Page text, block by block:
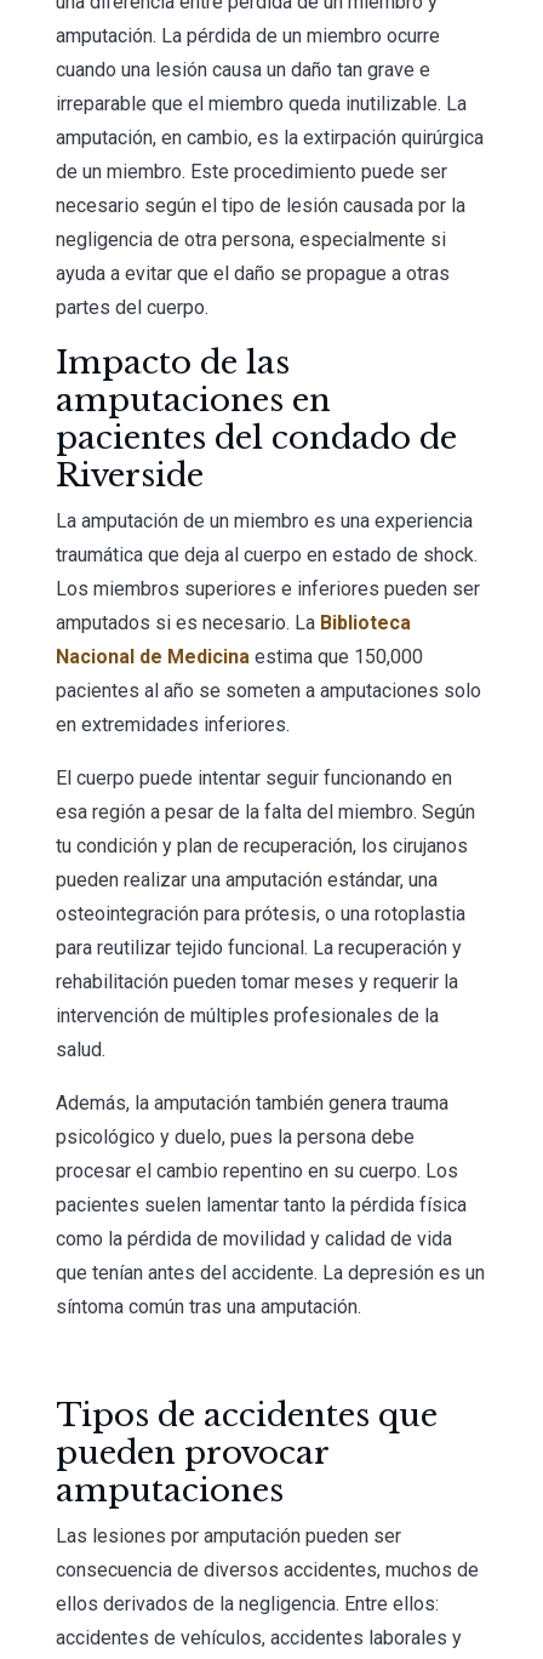
amputación. La pérdida de un miembro ocurre
cuando una lesión causa un daño tan grave e
irreparable que el miembro queda inutilizable. La
amputación, en cambio, es la extirpación quirúrgica
de un miembro. Este procedimiento puede ser
necesario según el tipo de lesión causada por la
negligencia de otra persona, especialmente si
ayuda a evitar que el daño se propague a otras
partes del cuerpo.
Impacto de las
amputaciones en
pacientes del condado de
Riverside
La amputación de un miembro es una experiencia
traumática que deja al cuerpo en estado de shock.
Los miembros superiores e inferiores pueden ser
amputados si es necesario. La Biblioteca
Nacional de Medicina estima que 150,000
pacientes al año se someten a amputaciones solo
en extremidades inferiores.
El cuerpo puede intentar seguir funcionando en
esa región a pesar de la falta del miembro. Según
tu condición y plan de recuperación, los cirujanos
pueden realizar una amputación estándar, una
osteointegración para prótesis, o una rotoplastia
para reutilizar tejido funcional. La recuperación y
rehabilitación pueden tomar meses y requerir la
intervención de múltiples profesionales de la
salud.
Además, la amputación también genera trauma
psicológico y duelo, pues la persona debe
procesar el cambio repentino en su cuerpo. Los
pacientes suelen lamentar tanto la pérdida física
como la pérdida de movilidad y calidad de vida
que tenían antes del accidente. La depresión es un
síntoma común tras una amputación.
Tipos de accidentes que
pueden provocar
amputaciones
Las lesiones por amputación pueden ser
consecuencia de diversos accidentes, muchos de
ellos derivados de la negligencia. Entre ellos:
accidentes de vehículos, accidentes laborales y